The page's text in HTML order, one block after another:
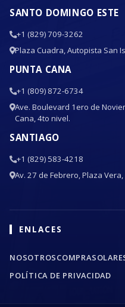
SANTO DOMINGO ESTE
+1 (829) 709-3262
Plaza Cuadra, Autopista San
PUNTA CANA
+1 (809) 872-6734
Ave. Boulevard 1ero de
Cana, 4to nivel.
SANTIAGO
+1 (829) 583-4218
Av. 27 de Febrero, Plaza
ENLACES
NOSOTROSCOMPRA
POLÍTICA DE PRIVACIDAD